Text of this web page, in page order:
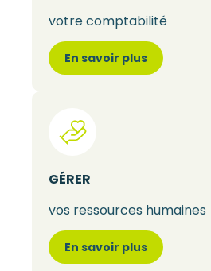
votre comptabilité
En savoir plus
GÉRER
vos ressources humaines
En savoir plus